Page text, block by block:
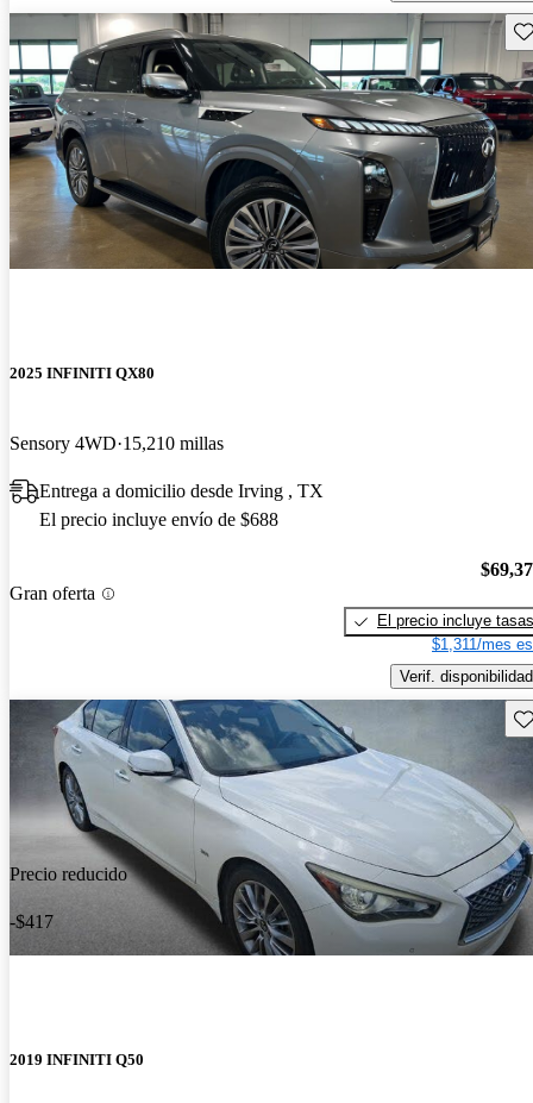
2025 INFINITI QX80
Sensory 4WD 15,210 millas
Entrega a domicilio desde Irving , TX
El precio incluye envío de $688
Gran oferta
El precio incluye tasas
$1,311/mes
Verif. disponibilidad
Precio reducido
-$417
2019 INFINITI Q50